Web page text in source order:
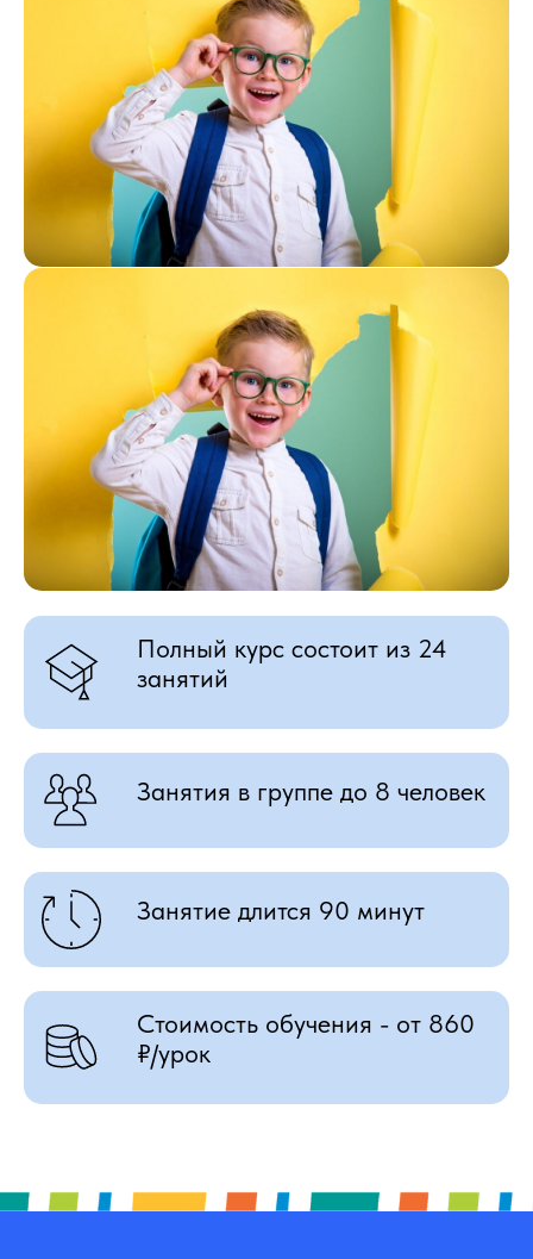
Полный курс состоит из 24
занятий
Занятия в группе до 8 человек
Занятие длится 90 минут
Стоимость обучения - от 860
₽/урок